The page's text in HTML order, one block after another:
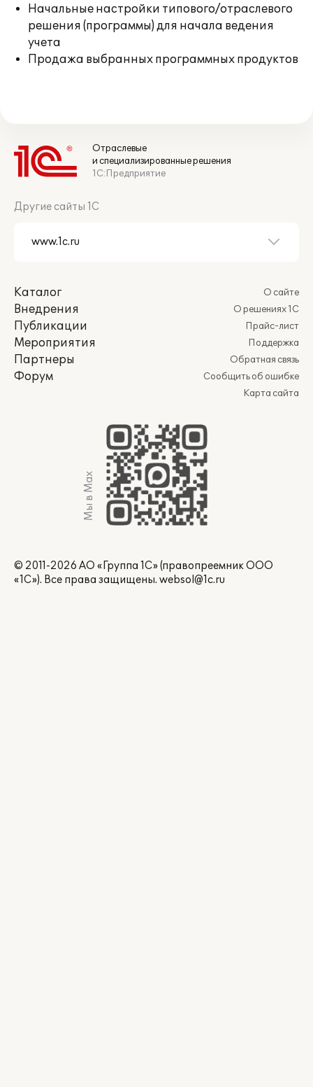
Начальные настройки типового/отраслевого
решения (программы) для начала ведения
учета
Продажа выбранных программных продуктов
Отраслевые
и специализированные решения
1С:Предприятие
Другие сайты 1С
Каталог
Внедрения
Публикации
Мероприятия
Партнеры
Форум
О сайте
О решениях 1С
Прайс-лист
Поддержка
Обратная связь
Сообщить об ошибке
Карта сайта
Мы в Max
© 2011-2026 АО «Группа 1С» (правопреемник ООО
«1С»). Все права защищены. websol@1c.ru